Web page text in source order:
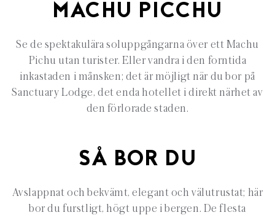
MACHU PICCHU
Se de spektakulära soluppgångarna över ett Machu
Pichu utan turister. Eller vandra i den forntida
inkastaden i månsken; det är möjligt när du bor på
Sanctuary Lodge, det enda hotellet i direkt närhet av
den förlorade staden.
SÅ BOR DU
Avslappnat och bekvämt, elegant och välutrustat; här
bor du furstligt, högt uppe i bergen. De flesta